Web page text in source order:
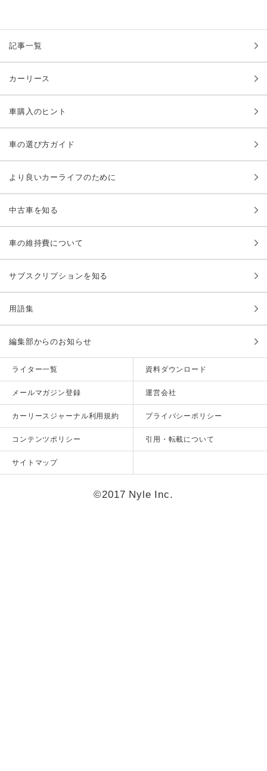
記事一覧
カーリース
車購入のヒント
車の選び方ガイド
より良いカーライフのために
中古車を知る
車の維持費について
サブスクリプションを知る
用語集
編集部からのお知らせ
ライター一覧 資料ダウンロード
メールマガジン登録 運営会社
カーリースジャーナル利用規約 プライバシーポリシー
コンテンツポリシー 引用・転載について
サイトマップ
©2017 Nyle Inc.